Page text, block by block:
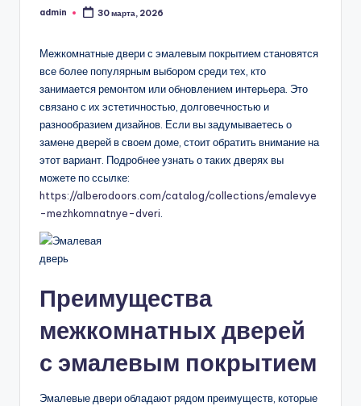
Запись
admin 30 марта, 2026
Межкомнатные двери с эмалевым покрытием становятся
все более популярным выбором среди тех, кто
занимается ремонтом или обновлением интерьера. Это
связано с их эстетичностью, долговечностью и
разнообразием дизайнов. Если вы задумываетесь о
замене дверей в своем доме, стоит обратить внимание на
этот вариант. Подробнее узнать о таких дверях вы
можете по ссылке:
https://alberodoors.com/catalog/collections/emalevye
-mezhkomnatnye-dveri.
Преимущества
межкомнатных дверей
с эмалевым покрытием
Эмалевые двери обладают рядом преимуществ, которые